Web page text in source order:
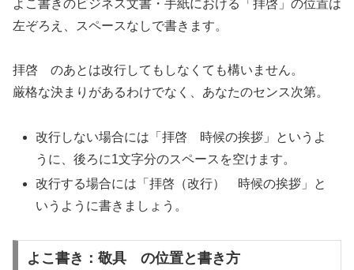
よこ書きのビジネス文書・手紙における「拝啓」の位置は
左ぞろえ、スペースなしで書きます。
拝啓 のあとは改行してもしなくても構いません。
厳格な決まりがあるわけでなく、あなたのセンス次第。
改行しない場合には「拝啓 時候の挨拶」というよ
うに、後ろに1文字分のスペースを空けます。
改行する場合には「拝啓（改行） 時候の挨拶」と
いうように書きましょう。
よこ書き：敬具 の位置と書き方